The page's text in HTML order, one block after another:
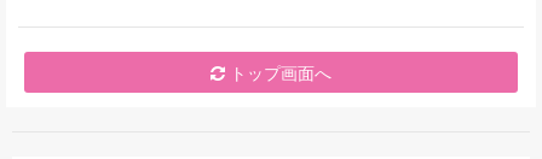
トップ画面へ